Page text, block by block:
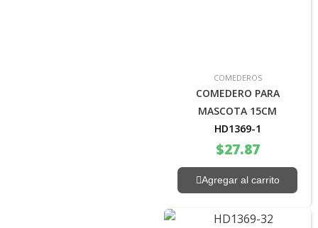
COMEDEROS
COMEDERO PARA
MASCOTA 15CM
HD1369-1
$27.87
Agregar al carrito